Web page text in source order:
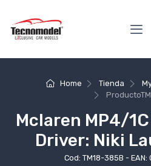
Home Tienda
Producto
Mclaren MP4/1C
Driver: Niki
Cod: TM18-385B -